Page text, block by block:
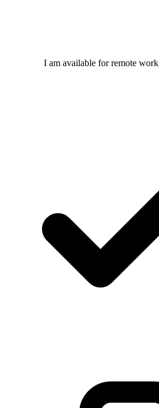
I am available for remote work